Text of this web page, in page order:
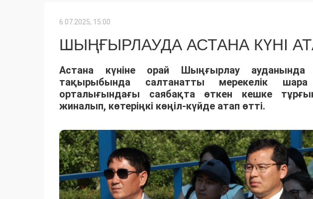
6.07.2025, 15:00
ШЫҢҒЫРЛАУДА АСТАНА КҮНІ
Астана күніне орай Шыңғырлау ауданында
тақырыбында салтанатты мерекелік
орталығындағы саябақта өткен кешке
жиналып, көтеріңкі көңіл-күйде атап өтті.